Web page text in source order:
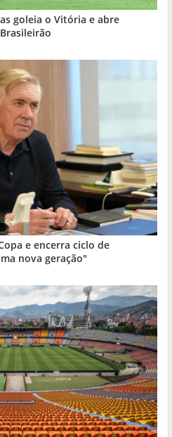
goleia o Vitória e abre
e encerra ciclo de
nova geração"